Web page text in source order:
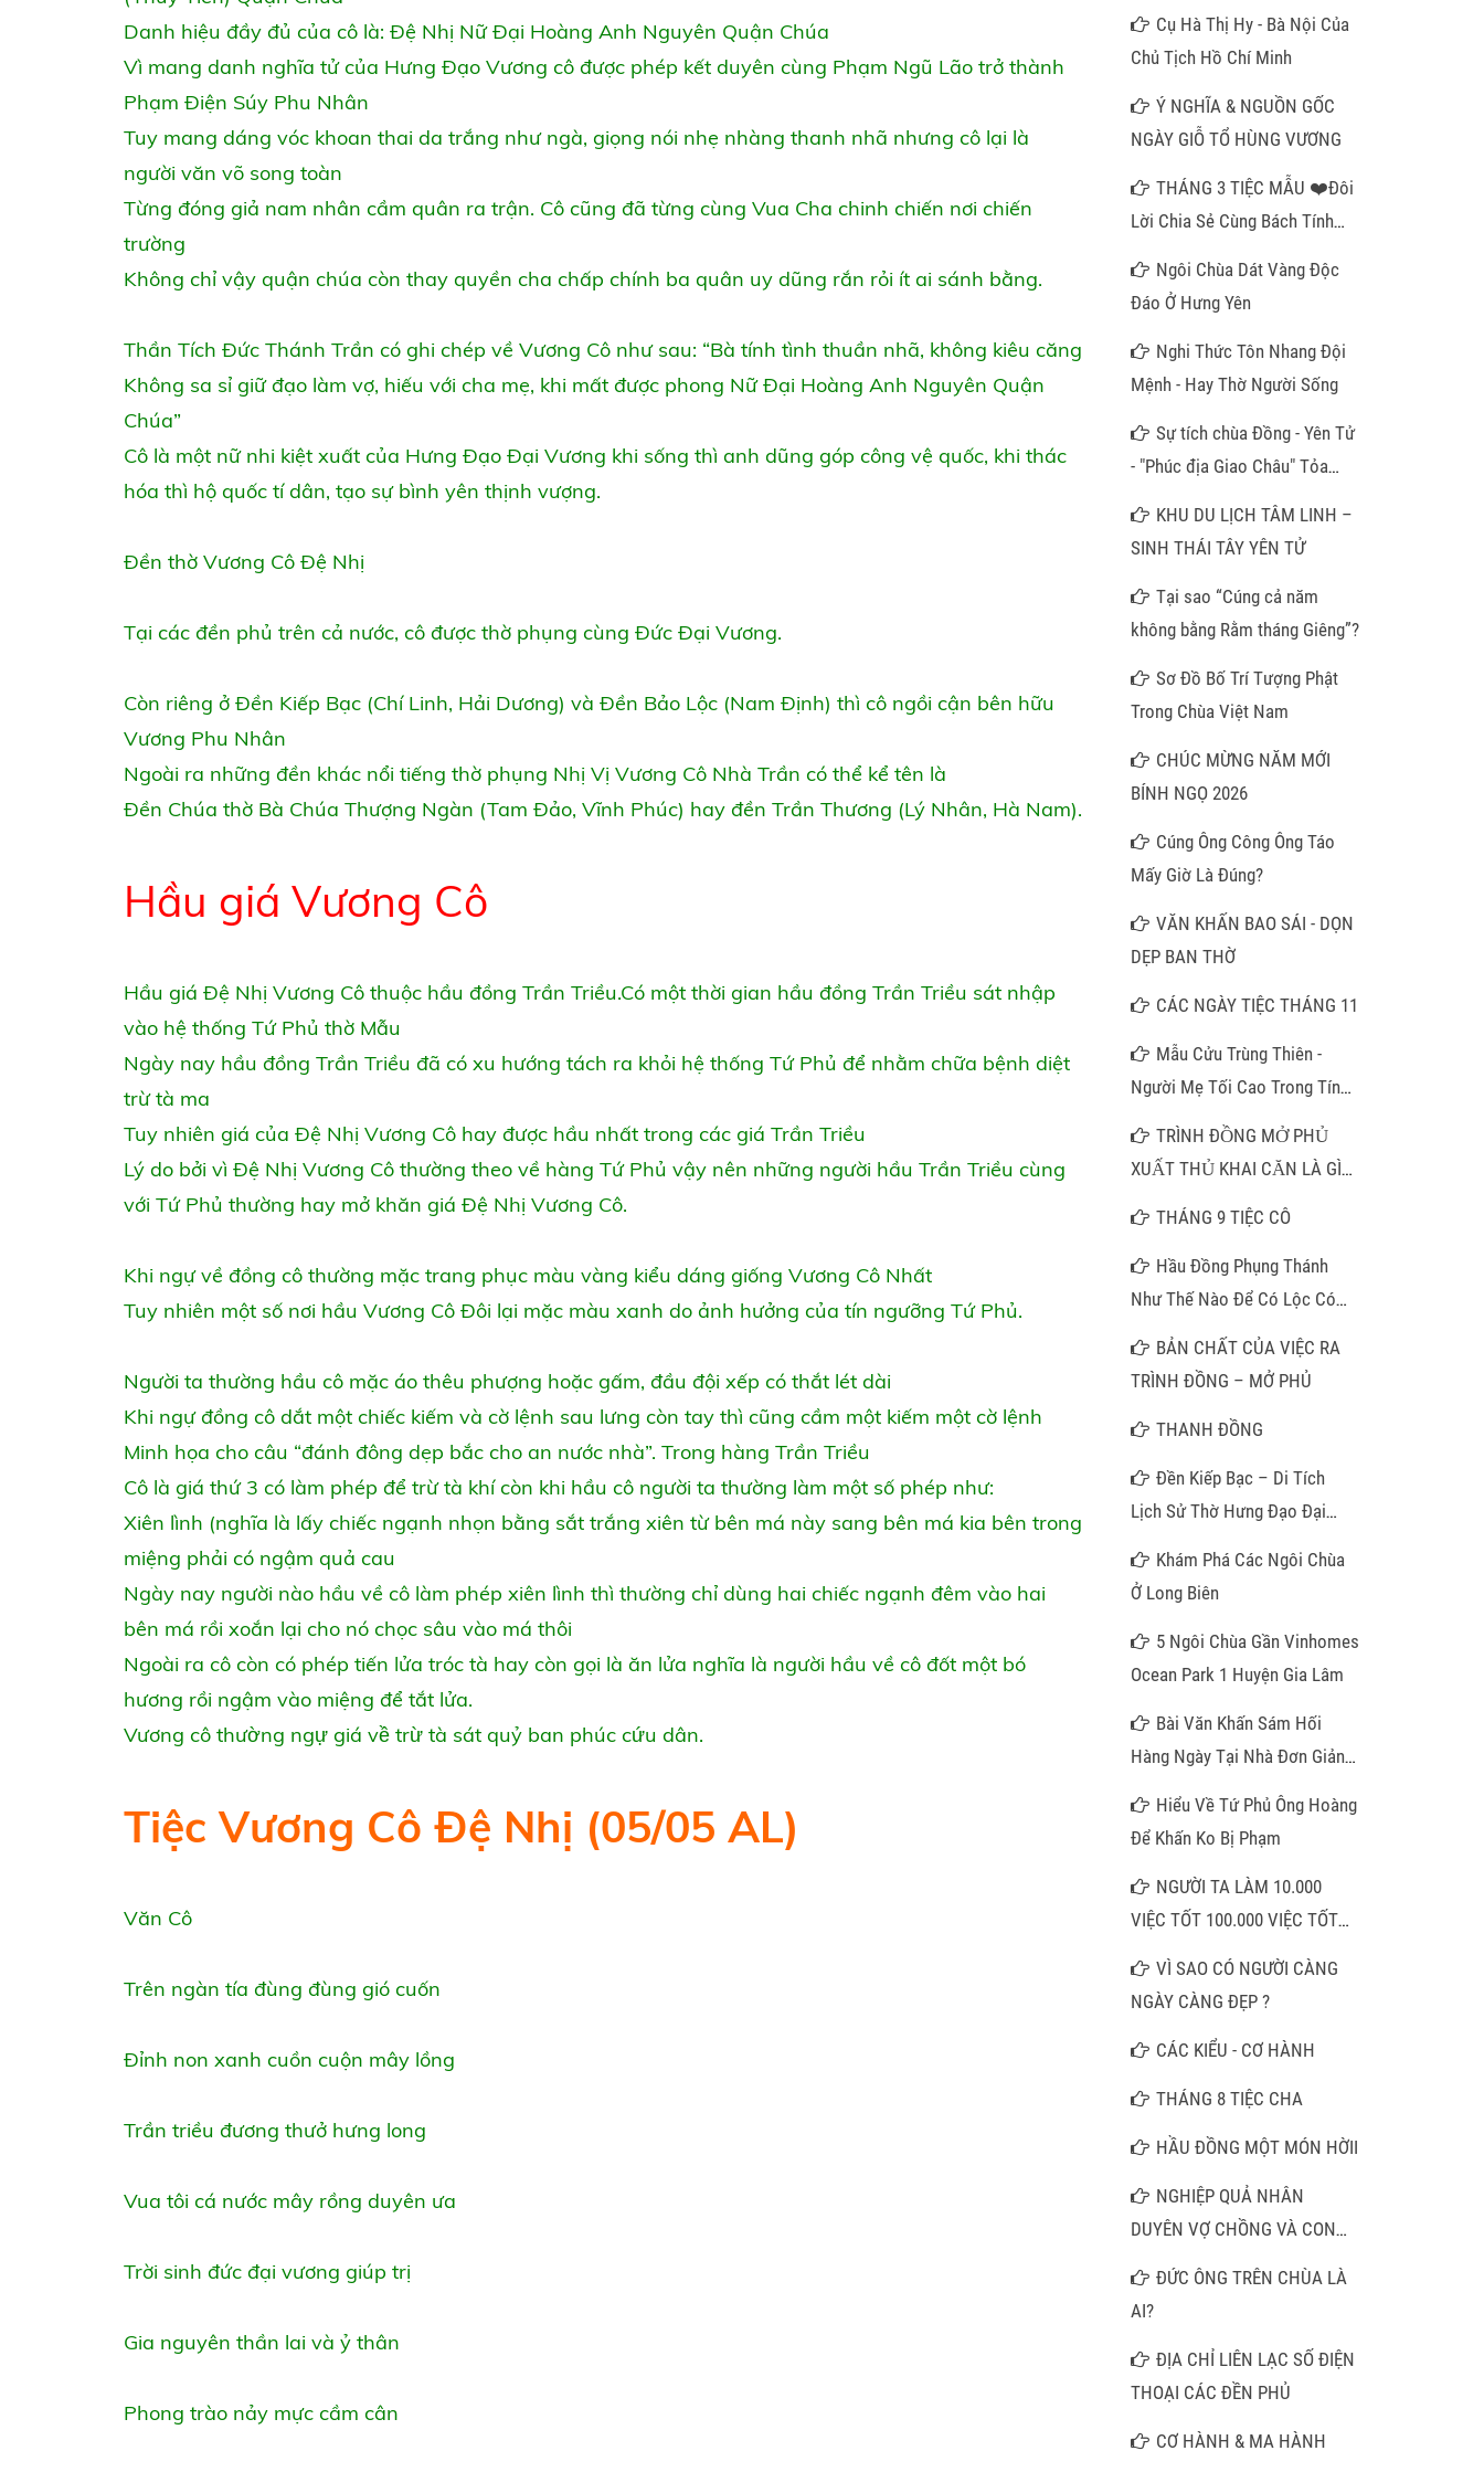
Danh hiệu đầy đủ của cô là: Đệ Nhị Nữ Đại Hoàng Anh Nguyên Quận Chúa
Vì mang danh nghĩa tử của Hưng Đạo Vương cô được phép kết duyên cùng Phạm Ngũ Lão trở thành
Phạm Điện Súy Phu Nhân
Tuy mang dáng vóc khoan thai da trắng như ngà, giọng nói nhẹ nhàng thanh nhã nhưng cô lại là
người văn võ song toàn
Từng đóng giả nam nhân cầm quân ra trận. Cô cũng đã từng cùng Vua Cha chinh chiến nơi chiến
trường
Không chỉ vậy quận chúa còn thay quyền cha chấp chính ba quân uy dũng rắn rỏi ít ai sánh bằng.
Thần Tích Đức Thánh Trần có ghi chép về Vương Cô như sau: “Bà tính tình thuần nhã, không kiêu căng
Không sa sỉ giữ đạo làm vợ, hiếu với cha mẹ, khi mất được phong Nữ Đại Hoàng Anh Nguyên Quận
Chúa”
Cô là một nữ nhi kiệt xuất của Hưng Đạo Đại Vương khi sống thì anh dũng góp công vệ quốc, khi thác
hóa thì hộ quốc tí dân, tạo sự bình yên thịnh vượng.
Đền thờ Vương Cô Đệ Nhị
Tại các đền phủ trên cả nước, cô được thờ phụng cùng Đức Đại Vương.
Còn riêng ở Đền Kiếp Bạc (Chí Linh, Hải Dương) và Đền Bảo Lộc (Nam Định) thì cô ngồi cận bên hữu
Vương Phu Nhân
Ngoài ra những đền khác nổi tiếng thờ phụng Nhị Vị Vương Cô Nhà Trần có thể kể tên là
Đền Chúa thờ Bà Chúa Thượng Ngàn (Tam Đảo, Vĩnh Phúc) hay đền Trần Thương (Lý Nhân, Hà Nam).
Hầu giá Vương Cô
Hầu giá Đệ Nhị Vương Cô thuộc hầu đồng Trần Triều.Có một thời gian hầu đồng Trần Triều sát nhập
vào hệ thống Tứ Phủ thờ Mẫu
Ngày nay hầu đồng Trần Triều đã có xu hướng tách ra khỏi hệ thống Tứ Phủ để nhằm chữa bệnh diệt
trừ tà ma
Tuy nhiên giá của Đệ Nhị Vương Cô hay được hầu nhất trong các giá Trần Triều
Lý do bởi vì Đệ Nhị Vương Cô thường theo về hàng Tứ Phủ vậy nên những người hầu Trần Triều cùng
với Tứ Phủ thường hay mở khăn giá Đệ Nhị Vương Cô.
Khi ngự về đồng cô thường mặc trang phục màu vàng kiểu dáng giống Vương Cô Nhất
Tuy nhiên một số nơi hầu Vương Cô Đôi lại mặc màu xanh do ảnh hưởng của tín ngưỡng Tứ Phủ.
Người ta thường hầu cô mặc áo thêu phượng hoặc gấm, đầu đội xếp có thắt lét dài
Khi ngự đồng cô dắt một chiếc kiếm và cờ lệnh sau lưng còn tay thì cũng cầm một kiếm một cờ lệnh
Minh họa cho câu “đánh đông dẹp bắc cho an nước nhà”. Trong hàng Trần Triều
Cô là giá thứ 3 có làm phép để trừ tà khí còn khi hầu cô người ta thường làm một số phép như:
Xiên lình (nghĩa là lấy chiếc ngạnh nhọn bằng sắt trắng xiên từ bên má này sang bên má kia bên trong
miệng phải có ngậm quả cau
Ngày nay người nào hầu về cô làm phép xiên lình thì thường chỉ dùng hai chiếc ngạnh đêm vào hai
bên má rồi xoắn lại cho nó chọc sâu vào má thôi
Ngoài ra cô còn có phép tiến lửa tróc tà hay còn gọi là ăn lửa nghĩa là người hầu về cô đốt một bó
hương rồi ngậm vào miệng để tắt lửa.
Vương cô thường ngự giá về trừ tà sát quỷ ban phúc cứu dân.
Tiệc Vương Cô Đệ Nhị (05/05 AL)
Văn Cô
Trên ngàn tía đùng đùng gió cuốn
Đỉnh non xanh cuồn cuộn mây lồng
Trần triều đương thưở hưng long
Vua tôi cá nước mây rồng duyên ưa
Trời sinh đức đại vương giúp trị
Gia nguyên thần lai và ỷ thân
Phong trào nảy mực cầm cân
Cụ Hà Thị Hy - Bà Nội Của
Chủ Tịch Hồ Chí Minh
Ý NGHĨA & NGUỒN GỐC
NGÀY GIỖ TỔ HÙNG VƯƠNG
THÁNG 3 TIỆC MẪU ❤️Đôi
Lời Chia Sẻ Cùng Bách Tính
Ngôi Chùa Dát Vàng Độc
Đáo Ở Hưng Yên
Nghi Thức Tôn Nhang Đội
Mệnh - Hay Thờ Người Sống
Sự tích chùa Đồng - Yên Tử
- "Phúc địa Giao Châu" Tỏa
KHU DU LỊCH TÂM LINH –
SINH THÁI TÂY YÊN TỬ
Tại sao “Cúng cả năm
không bằng Rằm tháng Giêng”?
Sơ Đồ Bố Trí Tượng Phật
Trong Chùa Việt Nam
CHÚC MỪNG NĂM MỚI
BÍNH NGỌ 2026
Cúng Ông Công Ông Táo
Mấy Giờ Là Đúng?
VĂN KHẤN BAO SÁI - DỌN
DẸP BAN THỜ
CÁC NGÀY TIỆC THÁNG 11
Mẫu Cửu Trùng Thiên -
Người Mẹ Tối Cao Trong Tín
Ngưỡng Thờ Mẫu
TRÌNH ĐỒNG MỞ PHỦ
XUẤT THỦ KHAI CĂN LÀ GÌ
THÁNG 9 TIỆC CÔ
Hầu Đồng Phụng Thánh
Như Thế Nào Để Có Lộc Có
Phúc?
BẢN CHẤT CỦA VIỆC RA
TRÌNH ĐỒNG – MỞ PHỦ
THANH ĐỒNG
Đền Kiếp Bạc – Di Tích
Lịch Sử Thờ Hưng Đạo Đại
Khám Phá Các Ngôi Chùa
Ở Long Biên
5 Ngôi Chùa Gần Vinhomes
Ocean Park 1 Huyện Gia Lâm
Bài Văn Khấn Sám Hối
Hàng Ngày Tại Nhà Đơn Giản
Hiểu Về Tứ Phủ Ông Hoàng
Để Khấn Ko Bị Phạm
NGƯỜI TA LÀM 10.000
VIỆC TỐT 100.000 VIỆC TỐT
KHÔNG BẰNG QUÝ VỊ NIỆM
MỘT CÂU NAM MÔ A DI ĐÀ
VÌ SAO CÓ NGƯỜI CÀNG
NGÀY CÀNG ĐẸP ?
CÁC KIỂU - CƠ HÀNH
THÁNG 8 TIỆC CHA
HẦU ĐỒNG MỘT MÓN HỜII
NGHIỆP QUẢ NHÂN
DUYÊN VỢ CHỒNG VÀ CON
ĐỨC ÔNG TRÊN CHÙA LÀ
AI?
ĐỊA CHỈ LIÊN LẠC SỐ ĐIỆN
THOẠI CÁC ĐỀN PHỦ
CƠ HÀNH & MA HÀNH